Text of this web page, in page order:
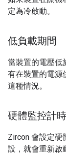
定為冷啟動。
低負載期間
當裝置的電壓低
有在裝置的電源
這種情況。
硬體監控計
Zircon 會設定硬
設，就會重新啟